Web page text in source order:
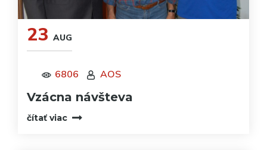
23 AUG
6806 AOS
Vzácna návšteva
čítať viac